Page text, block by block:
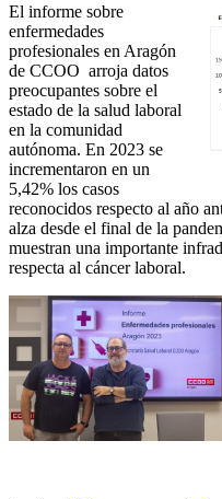
El informe sobre
enfermedades
profesionales en Aragón
de CCOO arroja datos
preocupantes sobre el
estado de la salud laboral
en la comunidad
autónoma. En 2023 se
incrementaron en un
5,42% los casos
reconocidos respecto al año
alza desde el final de la
muestran una importante
respecta al cáncer laboral.